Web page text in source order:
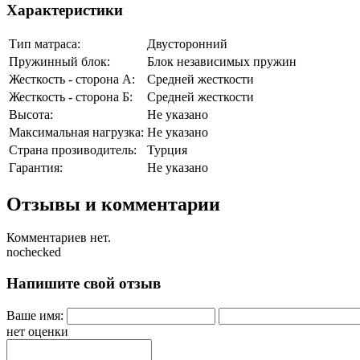
Характеристики
Тип матраса:
Двусторонний
Пружинный блок:
Блок независимых пружин
Жесткость - сторона А:
Средней жесткости
Жесткость - сторона Б:
Средней жесткости
Высота:
Не указано
Максимальная нагрузка: Не указано
Страна прозиводитель:
Турция
Гарантия:
Не указано
Отзывы и комментарии
Комментариев нет.
nochecked
Напишите свой отзыв
Ваше имя:
нет оценки